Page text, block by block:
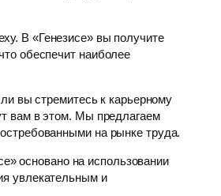
В «Генезисе» вы получите
обеспечит наиболее
вы стремитесь к карьерному
вам в этом. Мы предлагаем
на рынке труда.
основано на использовании
увлекательным и